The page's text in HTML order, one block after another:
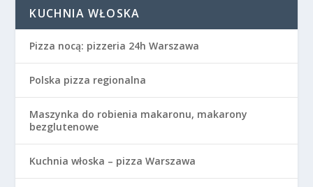
KUCHNIA WŁOSKA
Pizza nocą: pizzeria 24h Warszawa
Polska pizza regionalna
Maszynka do robienia makaronu, makarony
bezglutenowe
Kuchnia włoska – pizza Warszawa